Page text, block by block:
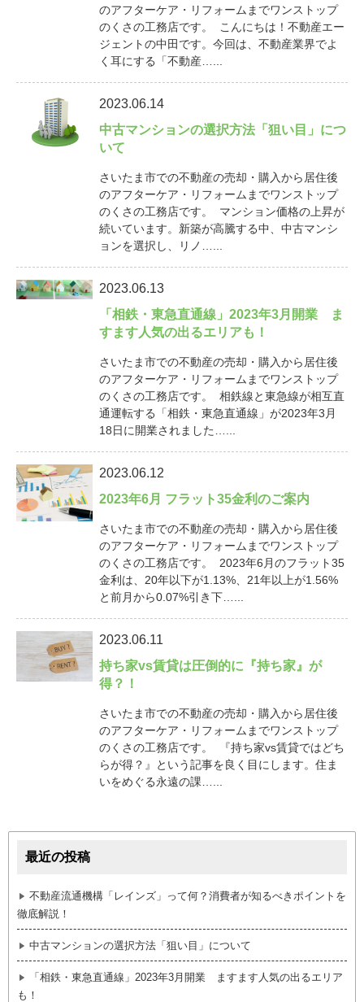
のアフターケア・リフォームまでワンストップ
のくさの工務店です。 こんにちは！不動産エー
ジェントの中田です。今回は、不動産業界でよ
く耳にする「不動産…...
2023.06.14
中古マンションの選択方法「狙い目」につ
いて
さいたま市での不動産の売却・購入から居住後
のアフターケア・リフォームまでワンストップ
のくさの工務店です。 マンション価格の上昇が
続いています。新築が高騰する中、中古マンシ
ョンを選択し、リノ…...
2023.06.13
「相鉄・東急直通線」2023年3月開業 ま
すます人気の出るエリアも！
さいたま市での不動産の売却・購入から居住後
のアフターケア・リフォームまでワンストップ
のくさの工務店です。 相鉄線と東急線が相互直
通運転する「相鉄・東急直通線」が2023年3月
18日に開業されました…...
2023.06.12
2023年6月 フラット35金利のご案内
さいたま市での不動産の売却・購入から居住後
のアフターケア・リフォームまでワンストップ
のくさの工務店です。 2023年6月のフラット35
金利は、20年以下が1.13%、21年以上が1.56%
と前月から0.07%引き下…...
2023.06.11
持ち家vs賃貸は圧倒的に『持ち家』が
得？！
さいたま市での不動産の売却・購入から居住後
のアフターケア・リフォームまでワンストップ
のくさの工務店です。 『持ち家vs賃貸ではどち
らが得？』という記事を良く目にします。住ま
いをめぐる永遠の課…...
最近の投稿
不動産流通機構「レインズ」って何？消費者が知るべきポイントを
徹底解説！
中古マンションの選択方法「狙い目」について
「相鉄・東急直通線」2023年3月開業 ますます人気の出るエリア
も！